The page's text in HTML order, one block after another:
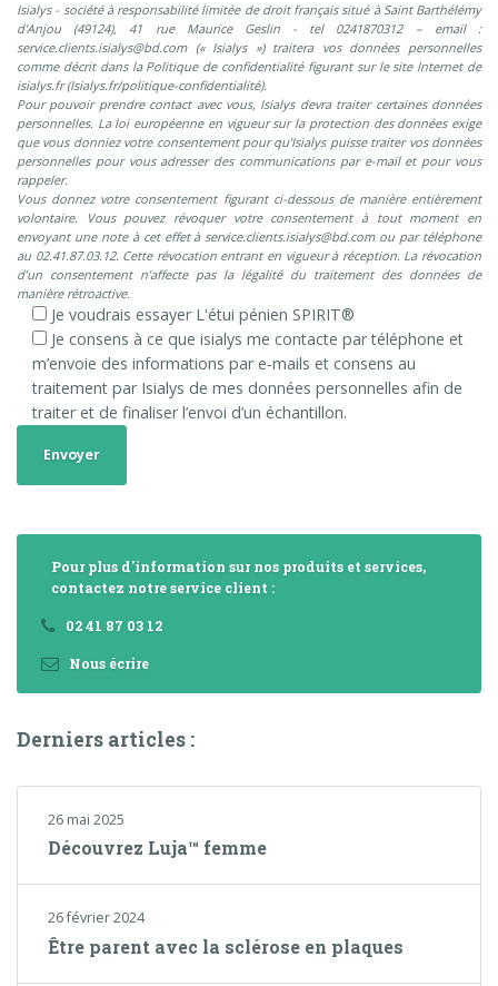
Isialys - société à responsabilité limitée de droit français situé à Saint Barthélémy
d'Anjou (49124), 41 rue Maurice Geslin - tel 0241870312 – email :
service.clients.isialys@bd.com (« Isialys ») traitera vos données personnelles
comme décrit dans la Politique de confidentialité figurant sur le site Internet de
isialys.fr (Isialys.fr/politique-confidentialité).
Pour pouvoir prendre contact avec vous, Isialys devra traiter certaines données
personnelles. La loi européenne en vigueur sur la protection des données exige
que vous donniez votre consentement pour qu’Isialys puisse traiter vos données
personnelles pour vous adresser des communications par e-mail et pour vous
rappeler.
Vous donnez votre consentement figurant ci-dessous de manière entièrement
volontaire. Vous pouvez révoquer votre consentement à tout moment en
envoyant une note à cet effet à service.clients.isialys@bd.com ou par téléphone
au 02.41.87.03.12. Cette révocation entrant en vigueur à réception. La révocation
d’un consentement n’affecte pas la légalité du traitement des données de
manière rétroactive.
Je voudrais essayer L'étui pénien SPIRIT®
Je consens à ce que isialys me contacte par téléphone et
m’envoie des informations par e-mails et consens au
traitement par Isialys de mes données personnelles afin de
traiter et de finaliser l’envoi d’un échantillon.
Pour plus d'information sur nos produits et services,
contactez notre service client :
02 41 87 03 12
Nous écrire
Derniers articles :
26 mai 2025
Découvrez Luja™ femme
26 février 2024
Être parent avec la sclérose en plaques